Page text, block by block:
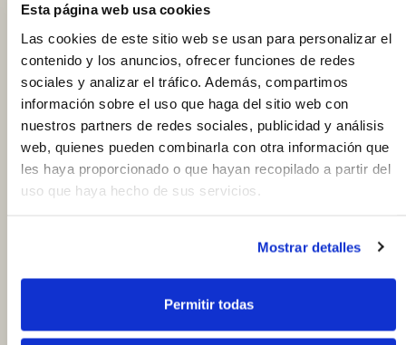
Esta página web usa cookies
Las cookies de este sitio web se usan para personalizar el
contenido y los anuncios, ofrecer funciones de redes
sociales y analizar el tráfico. Además, compartimos
información sobre el uso que haga del sitio web con
nuestros partners de redes sociales, publicidad y análisis
web, quienes pueden combinarla con otra información que
les haya proporcionado o que hayan recopilado a partir del
uso que haya hecho de sus servicios.
Mostrar detalles
Permitir todas
infoVer tienda
Frutas y Verduras Marisa
Cerrado Próxima apertura: Sábado
schedule 08:00 a 14:00 y de 17:00 a 19:30